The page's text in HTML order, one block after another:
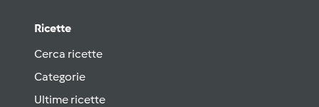
Ricette
Cerca ricette
Categorie
Ultime ricette